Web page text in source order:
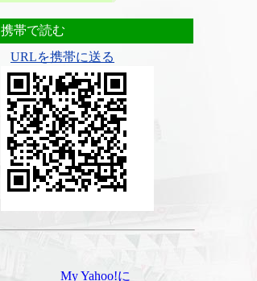
携帯で読む
URLを携帯に送る